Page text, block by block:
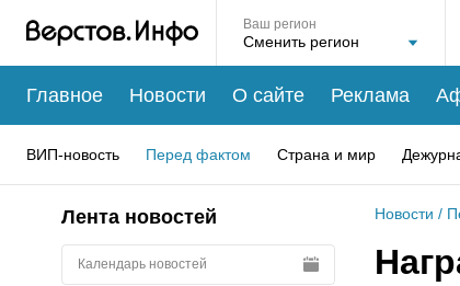
Ваш регион
Главное Новости О сайте Реклама
ВИП-новость Перед фактом Страна и мир
Лента новостей
Календарь новостей
Новости /